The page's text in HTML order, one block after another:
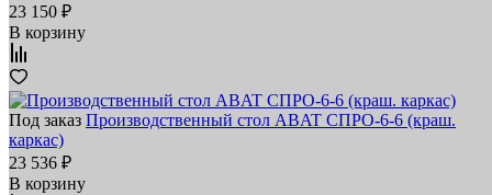
23 150 ₽
В корзину
Под заказ Производственный стол ABAT СПРО-6-6 (краш.
каркас)
23 536 ₽
В корзину